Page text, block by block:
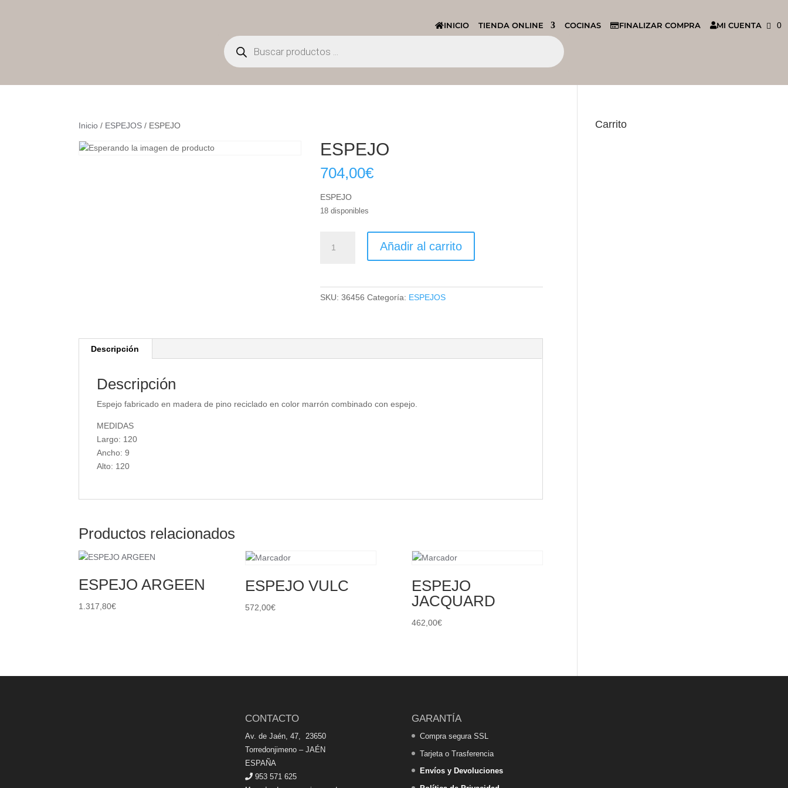
INICIO TIENDA ONLINE COCINAS FINALIZAR COMPRA MI CUENTA
0
Búsqueda
de
productos
Inicio / ESPEJOS / ESPEJO
ESPEJO
704,00€
ESPEJO
18 disponibles
cantidad
Añadir al carrito
SKU:36456 Categoría: ESPEJOS
Descripción
Descripción
Espejo fabricado en madera de pino reciclado en color marrón combinado con espejo.
MEDIDAS
Largo: 120
Ancho: 9
Alto: 120
Productos relacionados
ESPEJO ARGEEN
1.317,80€
ESPEJO VULC
572,00€
ESPEJO
JACQUARD
462,00€
Carrito
CONTACTO
Av. de Jaén, 47, 23650
Torredonjimeno – JAÉN
ESPAÑA
953 571 625
GARANTÍA
Compra segura SSL
Tarjeta o Trasferencia
Envíos y Devoluciones